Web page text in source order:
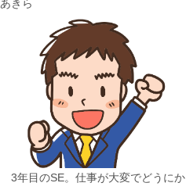
あきら
3年目のSE。仕事が大変でどうにか